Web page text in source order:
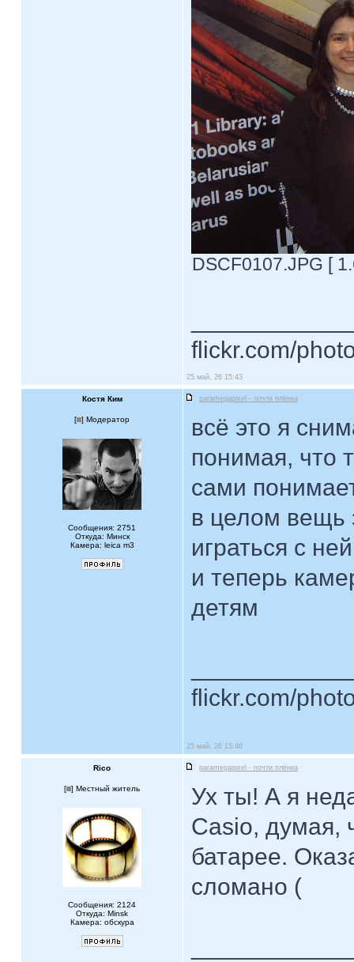
DSCF0107.JPG [
flickr.com/
25 май, 26 15:43
Костя Ким paramegapixel - почти плёнка
[ ] Модератор
Сообщения: 2751
Откуда: Минск
Камера: leica m3
всё это я
понимая, что
сами
в целом вещь
играться с ней
и теперь
детям
flickr.com/
25 май, 26 15:46
Rico paramegapixel - почти плёнка
[ ] Местный житель
Сообщения: 2124
Откуда: Minsk
Камера: обскура
Ух ты! А я
Casio, думая,
батарее.
сломано (